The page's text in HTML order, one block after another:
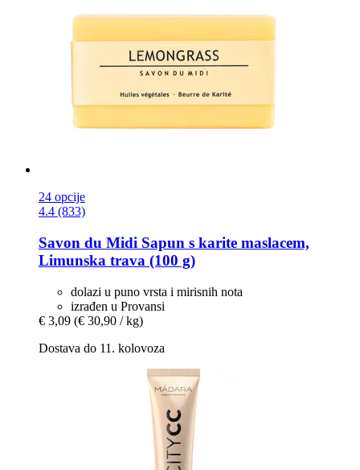
24 opcije
4.4 (833)
Savon du Midi Sapun s karite maslacem,
Limunska trava (100 g)
dolazi u puno vrsta i mirisnih nota
izrađen u Provansi
€ 3,09 (€ 30,90 / kg)
Dostava do 11. kolovoza